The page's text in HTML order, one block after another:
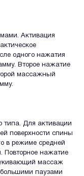
Активация
одного нажатия
Второе нажатие
массажный
типа. Для активации
поверхности спины
в режиме средней
Повторное нажатие
массаж
паузами